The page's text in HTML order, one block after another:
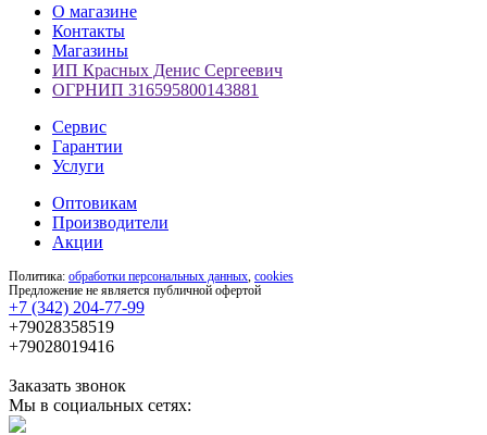
О магазине
Контакты
Магазины
ИП Красных Денис Сергеевич
ОГРНИП 316595800143881
Сервис
Гарантии
Услуги
Оптовикам
Производители
Акции
Политика: обработки персональных данных, cookies
Предложение не является публичной офертой
+7 (342) 204-77-99
+79028358519
+79028019416
Заказать звонок
Мы в социальных сетях: